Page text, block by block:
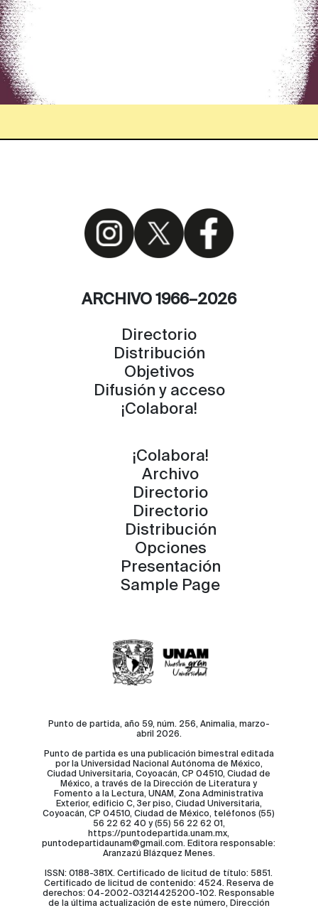
ARCHIVO 1966–2026
Directorio
Distribución
Objetivos
Difusión y acceso
¡Colabora!
¡Colabora!
Archivo
Directorio
Directorio
Distribución
Opciones
Presentación
Sample Page
Punto de partida, año 59, núm. 256, Animalia, marzo-
abril 2026.
Punto de partida es una publicación bimestral editada
por la Universidad Nacional Autónoma de México,
Ciudad Universitaria, Coyoacán, CP 04510, Ciudad de
México, a través de la Dirección de Literatura y
Fomento a la Lectura, UNAM, Zona Administrativa
Exterior, edificio C, 3er piso, Ciudad Universitaria,
Coyoacán, CP 04510, Ciudad de México, teléfonos (55)
56 22 62 40 y (55) 56 22 62 01,
https://puntodepartida.unam.mx,
puntodepartidaunam@gmail.com. Editora responsable:
Aranzazú Blázquez Menes.
ISSN: 0188-381X. Certificado de licitud de título: 5851.
Certificado de licitud de contenido: 4524. Reserva de
derechos: 04-2002-03214425200-102. Responsable
de la última actualización de este número, Dirección